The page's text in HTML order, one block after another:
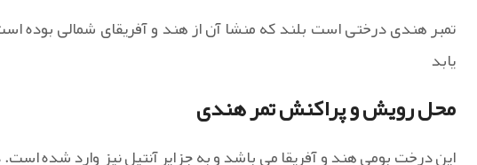
تمبر هندی درختی است بلند که منشا آن از هند و آفریقای شمالی بوده
یابد
محل رویش و پراکنش تمر هندی
این درخت بومی هند و آفریقا می باشد و به جزایر آنتیل نیز وارد شده